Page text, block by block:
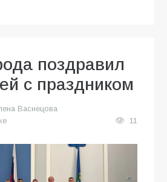
поздравил
с праздником
Васнецова
11